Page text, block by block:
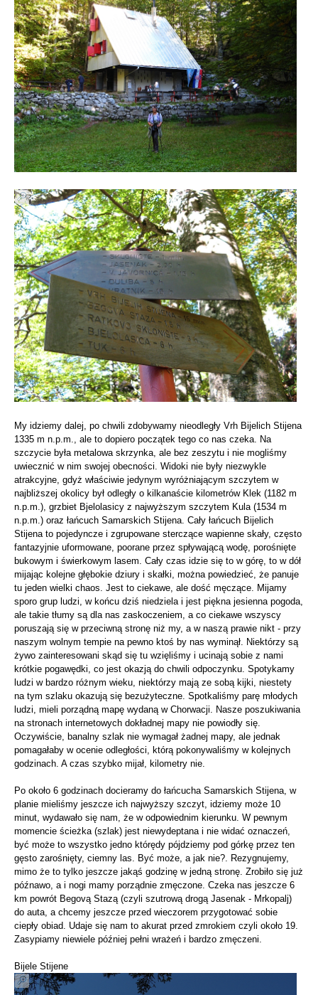
My idziemy dalej, po chwili zdobywamy nieodległy Vrh Bijelich Stijena
1335 m n.p.m., ale to dopiero początek tego co nas czeka. Na
szczycie była metalowa skrzynka, ale bez zeszytu i nie mogliśmy
uwiecznić w nim swojej obecności. Widoki nie były niezwykle
atrakcyjne, gdyż właściwie jedynym wyróżniającym szczytem w
najbliższej okolicy był odległy o kilkanaście kilometrów Klek (1182 m
n.p.m.), grzbiet Bjelolasicy z najwyższym szczytem Kula (1534 m
n.p.m.) oraz łańcuch Samarskich Stijena. Cały łańcuch Bijelich
Stijena to pojedyncze i zgrupowane sterczące wapienne skały, często
fantazyjnie uformowane, poorane przez spływającą wodę, porośnięte
bukowym i świerkowym lasem. Cały czas idzie się to w górę, to w dół
mijając kolejne głębokie dziury i skałki, można powiedzieć, że panuje
tu jeden wielki chaos. Jest to ciekawe, ale dość męczące. Mijamy
sporo grup ludzi, w końcu dziś niedziela i jest piękna jesienna pogoda,
ale takie tłumy są dla nas zaskoczeniem, a co ciekawe wszyscy
poruszają się w przeciwną stronę niż my, a w naszą prawie nikt - przy
naszym wolnym tempie na pewno ktoś by nas wyminął. Niektórzy są
żywo zainteresowani skąd się tu wzięliśmy i ucinają sobie z nami
krótkie pogawędki, co jest okazją do chwili odpoczynku. Spotykamy
ludzi w bardzo różnym wieku, niektórzy mają ze sobą kijki, niestety
na tym szlaku okazują się bezużyteczne. Spotkaliśmy parę młodych
ludzi, mieli porządną mapę wydaną w Chorwacji. Nasze poszukiwania
na stronach internetowych dokładnej mapy nie powiodły się.
Oczywiście, banalny szlak nie wymagał żadnej mapy, ale jednak
pomagałaby w ocenie odległości, którą pokonywaliśmy w kolejnych
godzinach. A czas szybko mijał, kilometry nie.
Po około 6 godzinach docieramy do łańcucha Samarskich Stijena, w
planie mieliśmy jeszcze ich najwyższy szczyt, idziemy może 10
minut, wydawało się nam, że w odpowiednim kierunku. W pewnym
momencie ścieżka (szlak) jest niewydeptana i nie widać oznaczeń,
być może to wszystko jedno którędy pójdziemy pod górkę przez ten
gęsto zarośnięty, ciemny las. Być może, a jak nie?. Rezygnujemy,
mimo że to tylko jeszcze jakąś godzinę w jedną stronę. Zrobiło się już
późnawo, a i nogi mamy porządnie zmęczone. Czeka nas jeszcze 6
km powrót Begovą Stazą (czyli szutrową drogą Jasenak - Mrkopalj)
do auta, a chcemy jeszcze przed wieczorem przygotować sobie
ciepły obiad. Udaje się nam to akurat przed zmrokiem czyli około 19.
Zasypiamy niewiele później pełni wrażeń i bardzo zmęczeni.
Bijele Stijene